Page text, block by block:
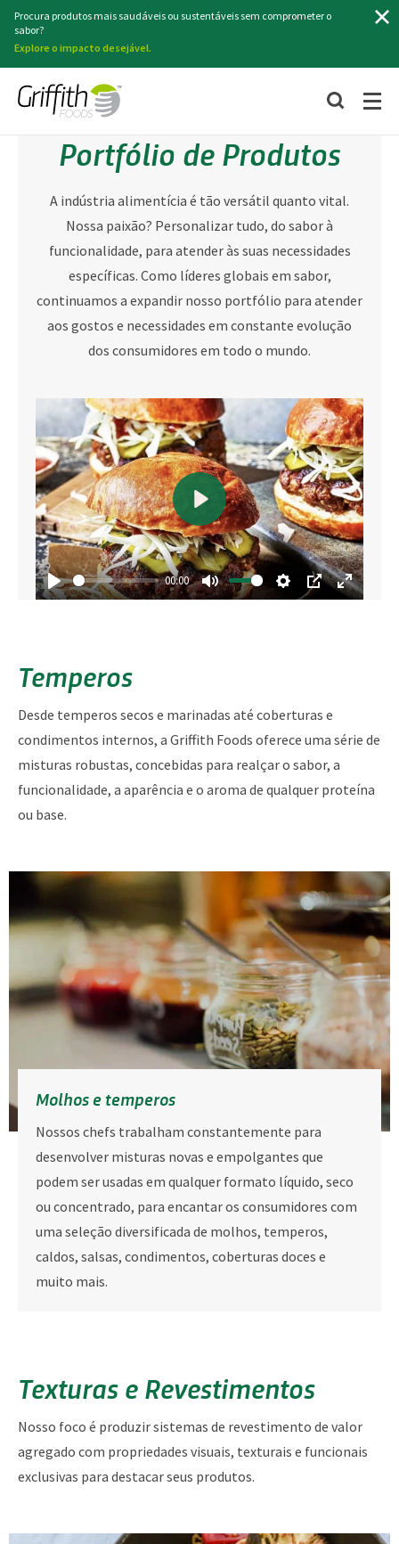
Procura produtos mais saudáveis ​​ou sustentáveis ​​sem comprometer o
sabor?
Explore o impacto desejável.
Portfólio de Produtos
A indústria alimentícia é tão versátil quanto vital.
Nossa paixão? Personalizar tudo, do sabor à
funcionalidade, para atender às suas necessidades
específicas. Como líderes globais em sabor,
continuamos a expandir nosso portfólio para atender
aos gostos e necessidades em constante evolução
dos consumidores em todo o mundo.
Jogar 00:00 Mudo Configurações
PIP Entrar em tela cheia
Jogar
Temperos
Desde temperos secos e marinadas até coberturas e
condimentos internos, a Griffith Foods oferece uma série de
misturas robustas, concebidas para realçar o sabor, a
funcionalidade, a aparência e o aroma de qualquer proteína
ou base.
Molhos e temperos
Nossos chefs trabalham constantemente para
desenvolver misturas novas e empolgantes que
podem ser usadas em qualquer formato líquido, seco
ou concentrado, para encantar os consumidores com
uma seleção diversificada de molhos, temperos,
caldos, salsas, condimentos, coberturas doces e
muito mais.
Texturas e Revestimentos
Nosso foco é produzir sistemas de revestimento de valor
agregado com propriedades visuais, texturais e funcionais
exclusivas para destacar seus produtos.